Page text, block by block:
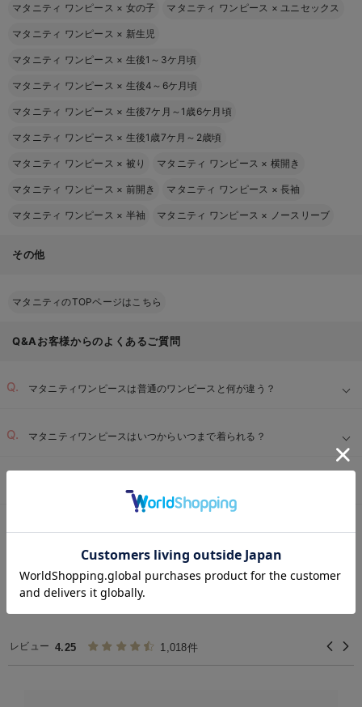
マタニティ ワンピース × 女の子 マタニティ ワンピース ×ユニセックス
マタニティ ワンピース × 新生児
マタニティ ワンピース × 生後1～3ケ月頃
マタニティ ワンピース × 生後4～6ケ月頃
マタニティ ワンピース × 生後7ケ月～1歳6ケ月頃
マタニティ ワンピース × 生後1歳7ケ月～2歳頃
マタニティ ワンピース × 被り マタニティ ワンピース × 横開き
マタニティ ワンピース × 前開き マタニティ ワンピース ×長袖
マタニティ ワンピース × 半袖 マタニティ ワンピース × ノースリーブ
その他
マタニティのTOPページはこちら
Q&Aお客様からのよくあるご質問
マタニティワンピースは普通のワンピースと何が違う？
マタニティワンピースはいつからいつまで着られる？
お気に入り商品を確認する
REVIEW
マタニティ ワンピース 前開き
の高評価レビュー
レビュー 4.25 1,018件